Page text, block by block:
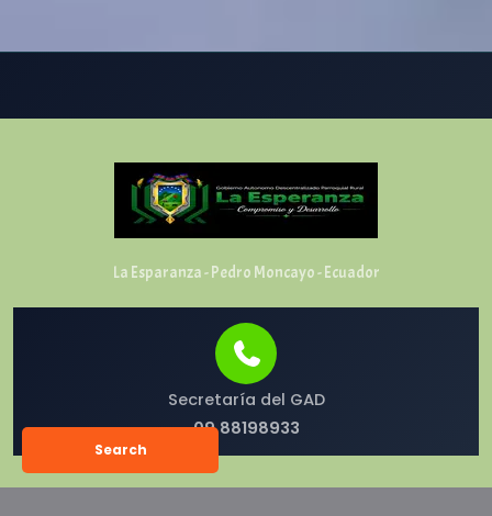
La Esparanza - Pedro Moncayo - Ecuador
Secretaría del GAD
09 88198933